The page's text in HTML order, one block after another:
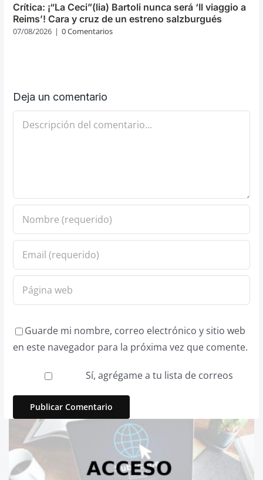
Crítica: ¡“La Ceci”(lia) Bartoli nunca será ‘Il viaggio a
Reims’! Cara y cruz de un estreno salzburgués
07/08/2026 | 0 Comentarios
Deja un comentario
Comentario
Guarde mi nombre, correo electrónico y sitio web
en este navegador para la próxima vez que comente.
Sí, agrégame a tu lista de correos